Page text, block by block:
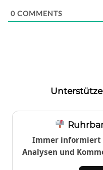
0 COMMENTS
Immer informiert
Analysen und